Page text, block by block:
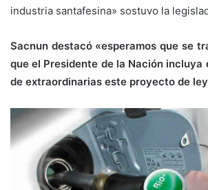
industria santafesina» sostuvo la
Sacnun destacó «esperamos que se
que el Presidente de la Nación incluya
de extraordinarias este proyecto de